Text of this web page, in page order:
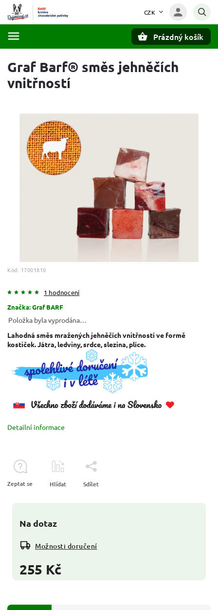
CZK
Prázdný košík
Graf Barf® směs jehněčích
vnitřností
Kód: 17001810
1 hodnocení
Značka:Graf BARF
255 Kč
Na dotaz
Možnosti doručení
Položka byla vyprodána…
Lahodná směs mražených jehněčích vnitřností ve formě
kostiček. Játra, ledviny, srdce, slezina, plíce.
Detailní informace
Zeptat se Hlídat Sdílet